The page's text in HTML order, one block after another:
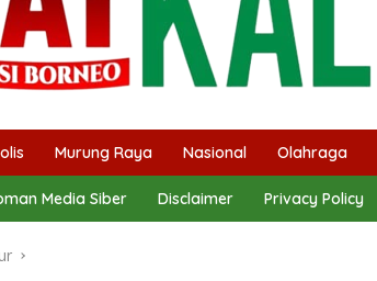
Murung Raya Nasional Olahraga
Media Siber Disclaimer Privacy Policy